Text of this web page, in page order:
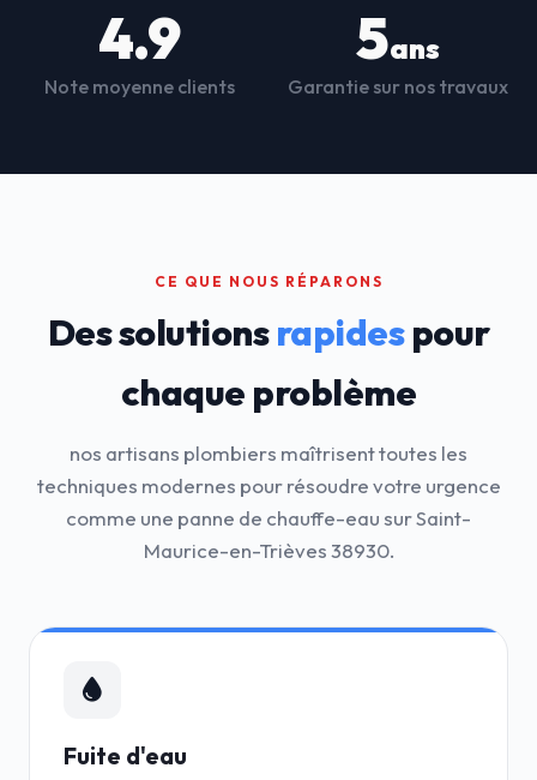
4.9
Note moyenne clients
5ans
Garantie sur nos travaux
CE QUE NOUS RÉPARONS
Des solutionsrapidespour
chaque problème
nos artisans plombiers maîtrisent toutes les
techniques modernes pour résoudre votre urgence
comme une panne de chauffe-eau sur Saint-
Maurice-en-Trièves 38930.
Fuite d'eau